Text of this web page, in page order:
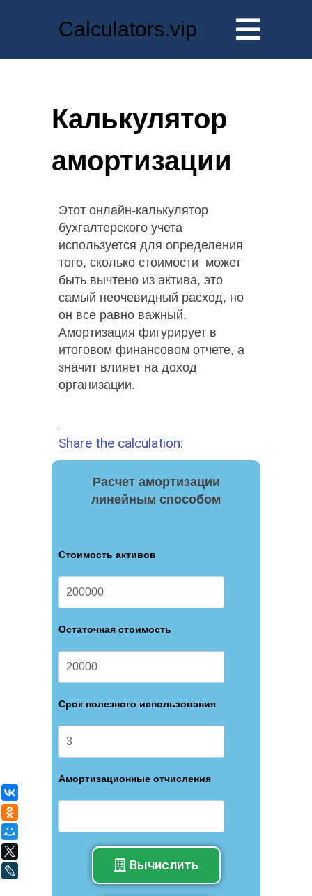
Calculators.vip
Калькулятор
амортизации
Этот онлайн-калькулятор
бухгалтерского учета
используется для определения
того, сколько стоимости может
быть вычтено из актива, это
самый неочевидный расход, но
он все равно важный.
Амортизация фигурирует в
итоговом финансовом отчете, а
значит влияет на доход
организации.
Share the calculation:
Расчет амортизации
линейным способом
Стоимость активов
Остаточная стоимость
Срок полезного использования
Амортизационные отчисления
Вычислить
Мой Мир